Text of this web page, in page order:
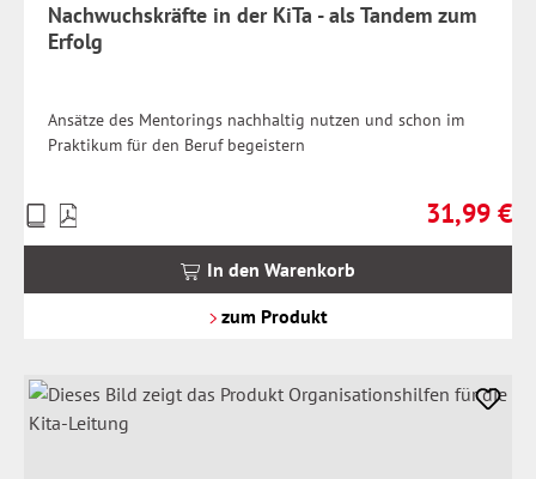
Nachwuchskräfte in der KiTa - als Tandem zum
Erfolg
Ansätze des Mentorings nachhaltig nutzen und schon im
Praktikum für den Beruf begeistern
Regulärer
31,99 €
Preise
inkl.
In den Warenkorb
zum Produkt